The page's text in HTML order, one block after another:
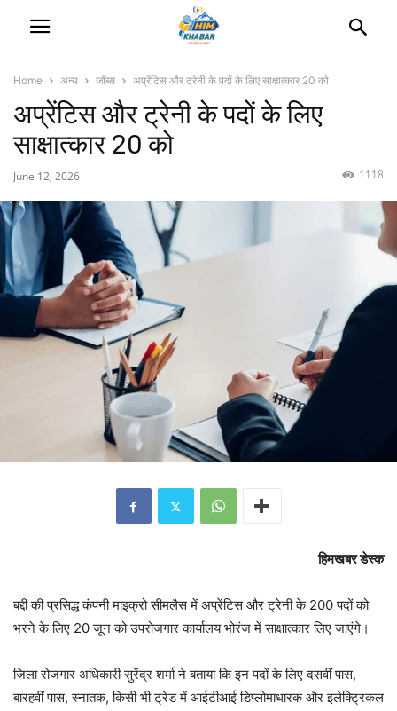
Home अन्य जॉब्स अप्रेंटिस और ट्रेनी के पदों के लिए साक्षात्कार 20 को
अप्रेंटिस और ट्रेनी के पदों के लिए
साक्षात्कार 20 को
June 12, 2026 1118
हिमखबर डेस्क
बद्दी की प्रसिद्ध कंपनी माइक्रो सीमलैस में अप्रेंटिस और ट्रेनी के 200 पदों को
भरने के लिए 20 जून को उपरोजगार कार्यालय भोरंज में साक्षात्कार लिए जाएंगे।
जिला रोजगार अधिकारी सुरेंद्र शर्मा ने बताया कि इन पदों के लिए दसवीं पास,
बारहवीं पास, स्नातक, किसी भी ट्रेड में आईटीआई डिप्लोमाधारक और इलेक्ट्रिकल